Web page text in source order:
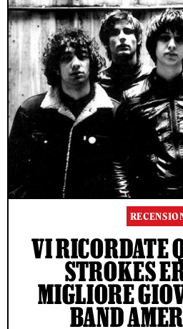
VI RICORDATE
STROKES
MIGLIORE
BAND